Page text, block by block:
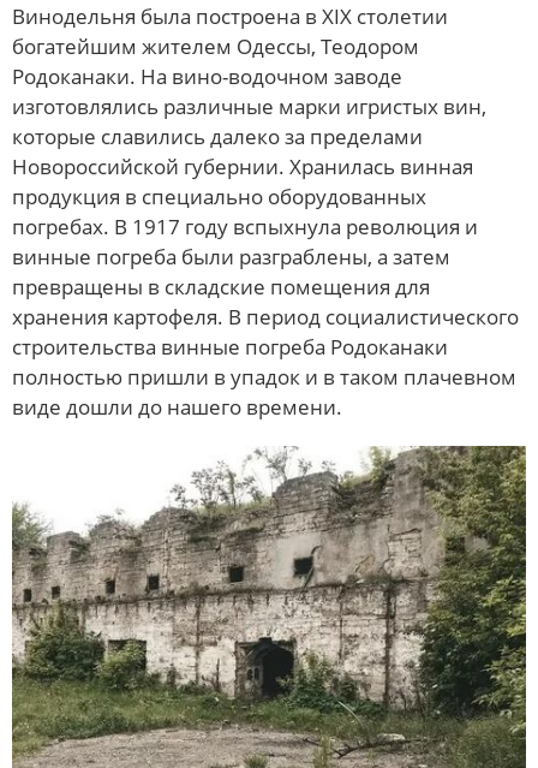
Винодельня была построена в XIX столетии
богатейшим жителем Одессы, Теодором
Родоканаки. На вино-водочном заводе
изготовлялись различные марки игристых вин,
которые славились далеко за пределами
Новороссийской губернии. Хранилась винная
продукция в специально оборудованных
погребах. В 1917 году вспыхнула революция и
винные погреба были разграблены, а затем
превращены в складские помещения для
хранения картофеля. В период социалистического
строительства винные погреба Родоканаки
полностью пришли в упадок и в таком плачевном
виде дошли до нашего времени.